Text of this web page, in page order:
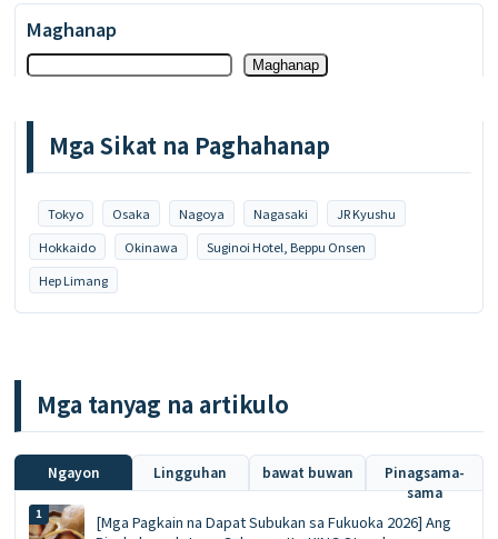
Maghanap
Maghanap
Mga Sikat na Paghahanap
Tokyo Osaka Nagoya Nagasaki
JR Kyushu
Hokkaido
Okinawa
Suginoi Hotel, Beppu Onsen
Hep Limang
Mga tanyag na artikulo
Ngayon Lingguhan bawat buwan
Pinagsama-
sama
[Mga Pagkain na Dapat Subukan sa Fukuoka 2026] Ang